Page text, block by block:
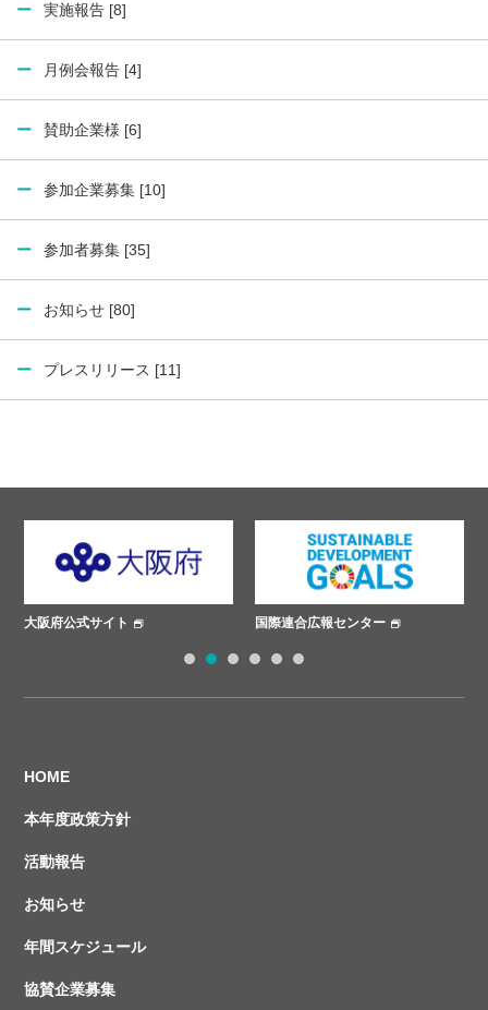
実施報告 [8]
月例会報告 [4]
賛助企業様 [6]
参加企業募集 [10]
参加者募集 [35]
お知らせ [80]
プレスリリース [11]
大阪府公式サイト 国際連合広報センター
HOME
本年度政策方針
活動報告
お知らせ
年間スケジュール
協賛企業募集